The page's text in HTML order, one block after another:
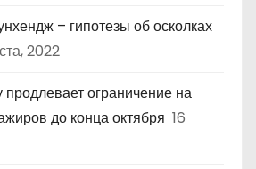
– гипотезы об осколках
2022
ограничение на
до конца октября 16